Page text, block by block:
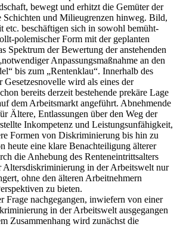
bewegt und erhitzt die Gemüter der
Schichten und Milieugrenzen hinweg. Bild,
etc. beschäftigen sich in sowohl bemüht-
polemischer Form mit der geplanten
Spektrum der Bewertung der anstehenden
Anpassungsmaßnahme an den
bis zum „Rentenklau“. Innerhalb des
Gesetzesnovelle wird als eines der
bereits derzeit bestehende prekäre Lage
dem Arbeitsmarkt angeführt. Abnehmende
Ältere, Entlassungen über den Weg der
Inkompetenz und Leistungsunfähigkeit,
Formen von Diskriminierung bis hin zu
heute eine klare Benachteiligung älterer
die Anhebung des Renteneintrittsalters
Altersdiskriminierung in der Arbeitswelt nur
ohne den älteren Arbeitnehmern
zu bieten.
Frage nachgegangen, inwiefern von einer
in der Arbeitswelt ausgegangen
Zusammenhang wird zunächst die